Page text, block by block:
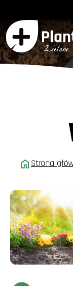
Strona